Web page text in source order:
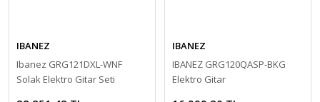
IBANEZ
Ibanez GRG121DXL-WNF
Solak Elektro Gitar Seti
IBANEZ
IBANEZ GRG120QASP-BKG
Elektro Gitar